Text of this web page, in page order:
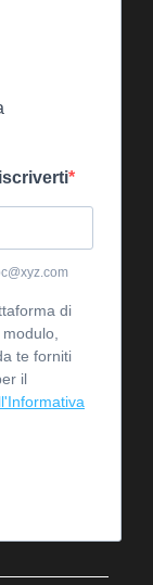
di
te forniti
il